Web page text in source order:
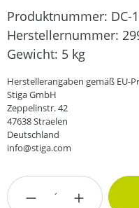
Produktnummer: DC-
Herstellernummer:
Gewicht: 5 kg
Herstellerangaben gemäß EU-
Stiga GmbH
Zeppelinstr. 42
47638 Straelen
Deutschland
info@stiga.com
Produkt Anzahl: